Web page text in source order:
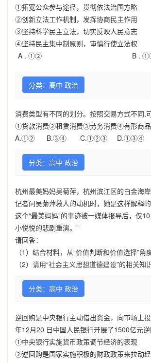
①拓宽公众参与途径，贯彻依法治国方略
②创新立法工作机制，发挥协商民主作用
③坚持科学民主立法，切实反映人民意志
④坚持民主集中制原则，审慎行使立法权
A . ①② B .
分类：高中 政治
消费类型有不同的划分。按照交易方式不同,
①贷款消费②租赁消费③劳务消费④有形商
A.①② B.③④ C.①②③ D.①③④
分类：高中 政治
杭州最美妈妈吴菊萍，杭州滨江区的白金海
记者问吴菊萍救人的动机时，她是这样解释的
这个“最美妈妈”的事迹被一媒体报导后，仅10
小悦悦的悲剧重演。”
请回答：
（1 ）结合材料，从“价值判断和价值选择”角
（2）请用“社会主义思想道德建设”的相关知
分类：高中 政治
逆回购是中央银行主动借出资金，向市场上
年12月20 日中国人民银行开展了1500亿元
①中央银行实施货币政策调节经济的表现
②逆回购是国家实施积极的财政政策来拉动